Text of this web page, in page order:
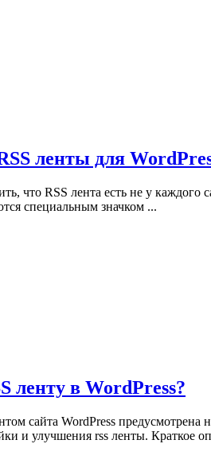
ленты для
что RSS лента есть не у
специальным значком ...
ленту в WordPress?
сайта WordPress
и улучшения rss ленты. Краткое